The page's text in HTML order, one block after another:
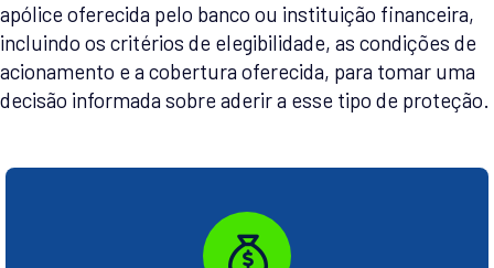
apólice oferecida pelo banco ou instituição financeira,
incluindo os critérios de elegibilidade, as condições de
acionamento e a cobertura oferecida, para tomar uma
decisão informada sobre aderir a esse tipo de proteção.